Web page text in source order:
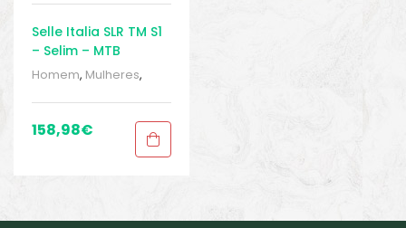
Selle Italia SLR TM S1
– Selim – MTB
Homem, Mulheres,
mountain bike,Selins,
Sport Gears
peças e acessórios
158,98€